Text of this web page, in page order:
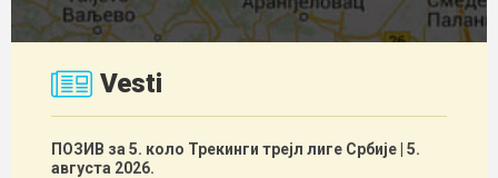
Vesti
ПОЗИВ за 5. коло Трекинги трејл лиге Србије | 5.
августа 2026.